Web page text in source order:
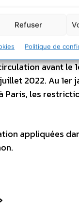
Refuser
Politique de
Crit’Air 5 qui
selon
dans la
avant le 1
juillet 2022. Au 1er
Paris, les
appliquées